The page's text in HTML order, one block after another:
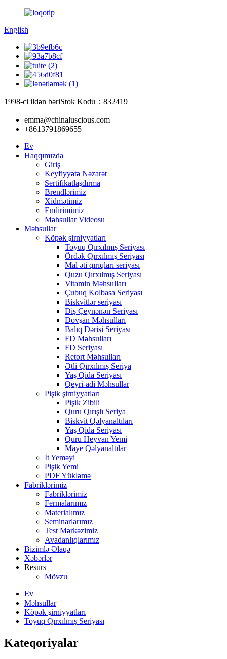
English
1998-ci ildən bəriStok Kodu：832419
emma@chinaluscious.com
+8613791869655
Ev
Haqqımızda
Giriş
Keyfiyyətə Nəzarət
Sertifikatlaşdırma
Brendlərimiz
Xidmətimiz
Endirimimiz
Məhsullar Videosu
Məhsullar
Köpək şirniyyatları
Toyuq Qırxılmış Seriyası
Ördək Qırxılmış Seriyası
Mal əti qırıqları seriyası
Quzu Qırxılmış Seriyası
Vitamin Məhsulları
Çubuq Kolbasa Seriyası
Biskvitlər seriyası
Diş Çeynənən Seriyası
Dovşan Məhsulları
Balıq Dərisi Seriyası
FD Məhsulları
FD Seriyası
Retort Məhsulları
Ətli Qırxılmış Seriya
Yaş Qida Seriyası
Qeyri-adi Məhsullar
Pişik şirniyyatları
Pişik Zibili
Quru Qırışlı Seriya
Biskvit Qəlyanaltıları
Yaş Qida Seriyası
Quru Heyvan Yemi
Maye Qəlyanaltılar
İt Yeməyi
Pişik Yemi
PDF Yükləmə
Fabriklərimiz
Fabriklərimiz
Fermalarımız
Materialımız
Seminarlarımız
Test Mərkəzimiz
Avadanlıqlarımız
Bizimlə Əlaqə
Xəbərlər
Resurs
Mövzu
Ev
Məhsullar
Köpək şirniyyatları
Toyuq Qırxılmış Seriyası
Kateqoriyalar